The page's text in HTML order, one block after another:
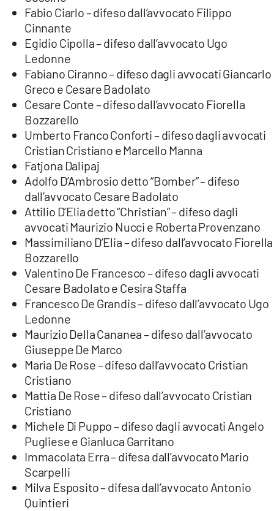
Fabio Ciarlo – difeso dall’avvocato Filippo
Cinnante
Egidio Cipolla – difeso dall’avvocato Ugo
Ledonne
Fabiano Ciranno – difeso dagli avvocati Giancarlo
Greco e Cesare Badolato
Cesare Conte – difeso dall’avvocato Fiorella
Bozzarello
Umberto Franco Conforti – difeso dagli avvocati
Cristian Cristiano e Marcello Manna
Fatjona Dalipaj
Adolfo D’Ambrosio detto “Bomber” – difeso
dall’avvocato Cesare Badolato
Attilio D’Elia detto “Christian” – difeso dagli
avvocati Maurizio Nucci e Roberta Provenzano
Massimiliano D’Elia – difeso dall’avvocato Fiorella
Bozzarello
Valentino De Francesco – difeso dagli avvocati
Cesare Badolato e Cesira Staffa
Francesco De Grandis – difeso dall’avvocato Ugo
Ledonne
Maurizio Della Cananea – difeso dall’avvocato
Giuseppe De Marco
Maria De Rose – difeso dall’avvocato Cristian
Cristiano
Mattia De Rose – difeso dall’avvocato Cristian
Cristiano
Michele Di Puppo – difeso dagli avvocati Angelo
Pugliese e Gianluca Garritano
Immacolata Erra – difesa dall’avvocato Mario
Scarpelli
Milva Esposito – difesa dall’avvocato Antonio
Quintieri